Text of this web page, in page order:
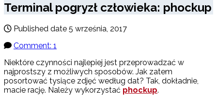
Terminal pogryzł człowieka: phockup
Published date 5 września, 2017
Comment: 1
Niektóre czynności najlepiej jest przeprowadzać w
najprostszy z możliwych sposobów. Jak zatem
posortować tysiące zdjęć według dat? Tak, dokładnie,
macie rację. Należy wykorzystać phockup.